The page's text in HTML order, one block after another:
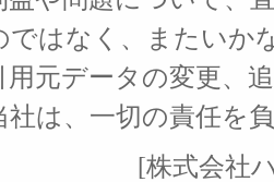
ではなく、またいか
用元データの変更、
社は、一切の責任を
[株式会社